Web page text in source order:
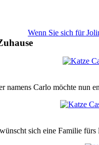
Wenn Sie sich für
namens Carlo möchte nun
sich eine Familie